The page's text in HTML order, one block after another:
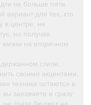
не больше пяти
вариант для тех, кто
в центре, не
но получая
на вторичном
стиле,
своими акцентами,
техника остаются в
заезжаете и сразу